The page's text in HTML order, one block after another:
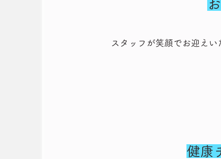
スタッフが笑顔でお迎えい
健康